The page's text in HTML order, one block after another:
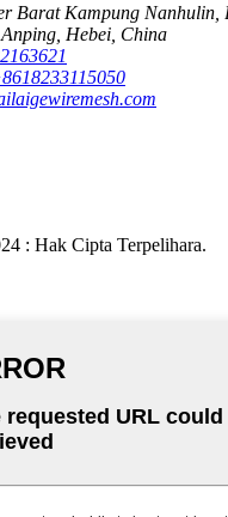
Barat Kampung Nanhulin,
Hebei, China
: Hak Cipta Terpelihara.